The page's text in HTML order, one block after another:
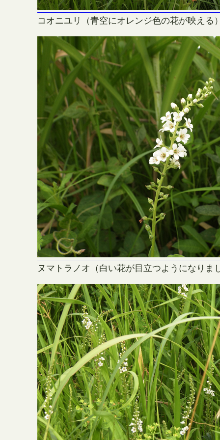
コオニユリ（青空にオレンジ色の花が映える
ヌマトラノオ（白い花が目立つようになりま